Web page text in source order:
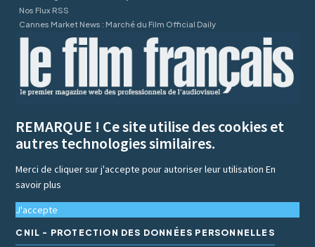
Nos Flux RSS
Cannes Market News : Marché du Film Official Daily
REMARQUE ! Ce site utilise des cookies et
autres technologies similaires.
Merci de cliquer sur j'accepte pour autoriser leur utilisationEn
savoir plus
J'accepte
CNIL - PROTECTION DES DONNÉES PERSONNELLES